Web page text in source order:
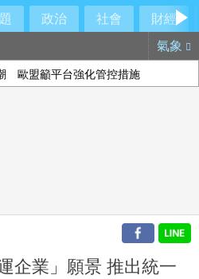
政治 社會
財經
氣象
歐盟籲平台強化管控措施
企業」願景 推出統一